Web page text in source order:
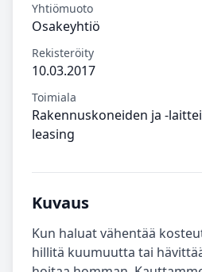
Yhtiömuoto
Osakeyhtiö
Rekisteröity
10.03.2017
Toimiala
Rakennuskoneiden ja -
leasing
Kuvaus
Kun haluat vähentää
hillitä kuumuutta tai